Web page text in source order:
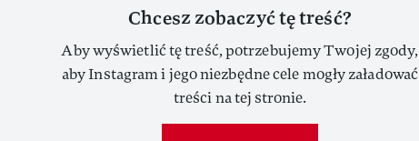
Chcesz zobaczyć tę treść?
Aby wyświetlić tę treść, potrzebujemy Twojej zgody,
aby Instagram i jego niezbędne cele mogły załadować
treści na tej stronie.